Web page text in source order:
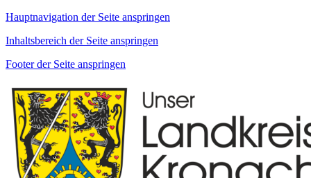
Hauptnavigation der Seite anspringen
Inhaltsbereich der Seite anspringen
Footer der Seite anspringen